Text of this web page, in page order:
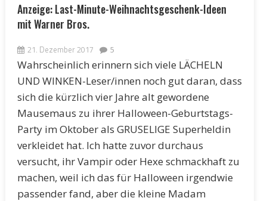
Anzeige: Last-Minute-Weihnachtsgeschenk-Ideen
mit Warner Bros.
21. Dezember 2017 5
Wahrscheinlich erinnern sich viele LÄCHELN
UND WINKEN-Leser/innen noch gut daran, dass
sich die kürzlich vier Jahre alt gewordene
Mausemaus zu ihrer Halloween-Geburtstags-
Party im Oktober als GRUSELIGE Superheldin
verkleidet hat. Ich hatte zuvor durchaus
versucht, ihr Vampir oder Hexe schmackhaft zu
machen, weil ich das für Halloween irgendwie
passender fand, aber die kleine Madam